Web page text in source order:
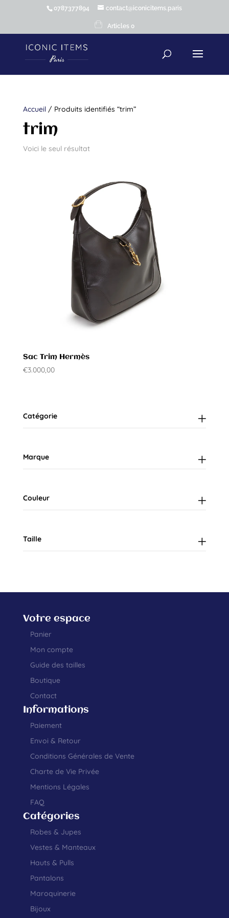
0787377894 contact@iconicitems.paris
Articles 0
Accueil/ Produits identifiés “trim”
trim
Voici le seul résultat
Sac Trim Hermès
€3.000,00
Catégorie
Marque
Couleur
Taille
Votre espace
Panier
Mon compte
Guide des tailles
Boutique
Contact
Informations
Paiement
Envoi & Retour
Conditions Générales de Vente
Charte de Vie Privée
Mentions Légales
FAQ
Catégories
Robes & Jupes
Vestes & Manteaux
Hauts & Pulls
Pantalons
Maroquinerie
Bijoux